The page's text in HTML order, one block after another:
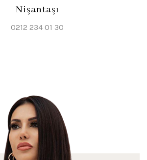
Nişantaşı
0212 234 01 30